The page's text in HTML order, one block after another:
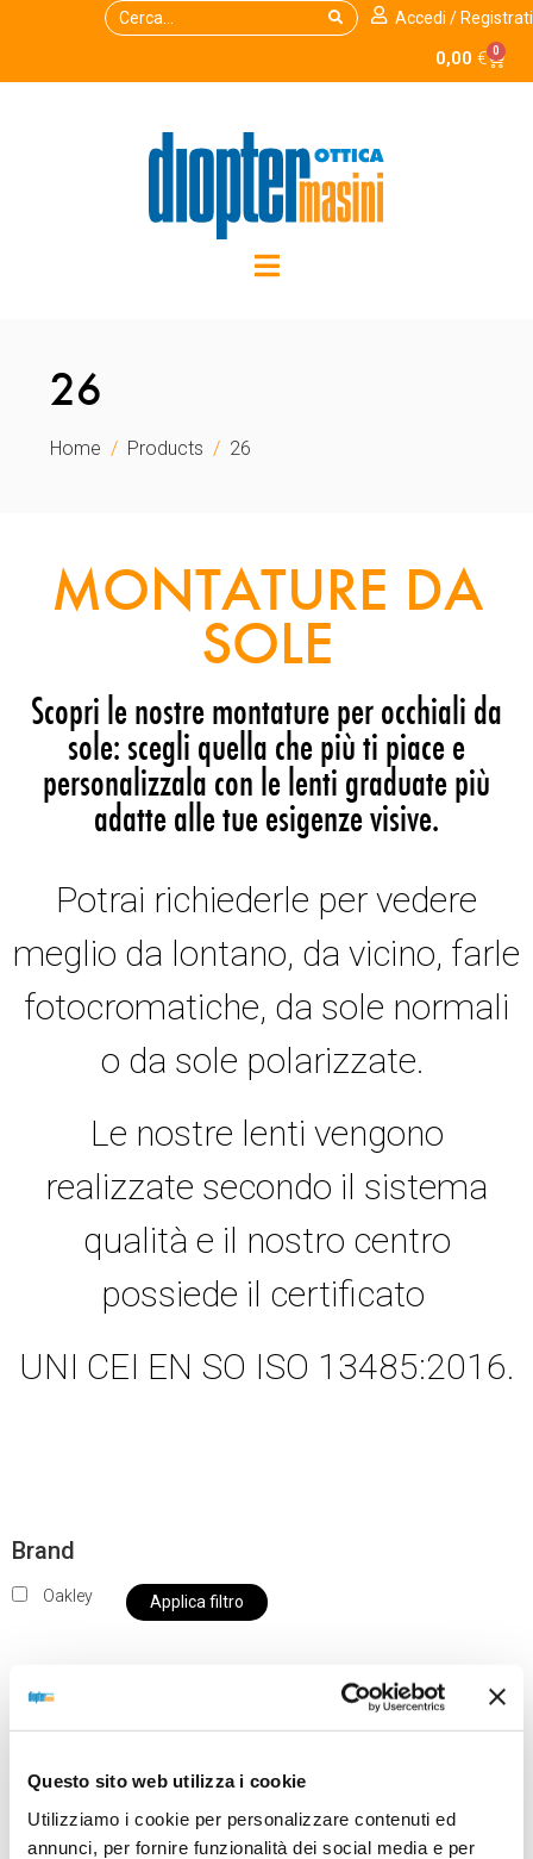
Questo sito web utilizza i cookie
Utilizziamo i cookie per personalizzare contenuti ed
annunci, per fornire funzionalità dei social media e per
Accedi / Registrati
0,00 € 0
26
Home Products 26
MONTATURE DA
SOLE
Scopri le nostre montature per occhiali da
sole: scegli quella che più ti piace e
personalizzala con le lenti graduate più
adatte alle tue esigenze visive.
Potrai richiederle per vedere
meglio da lontano, da vicino, farle
fotocromatiche, da sole normali
o da sole polarizzate.
Le nostre lenti vengono
realizzate secondo il sistema
qualità e il nostro centro
possiede il certificato
UNI CEI EN SO ISO 13485:2016.
Brand
Oakley Applica filtro
nostro negozio non saranno disponibili per la
da OTTICA DIOPTER